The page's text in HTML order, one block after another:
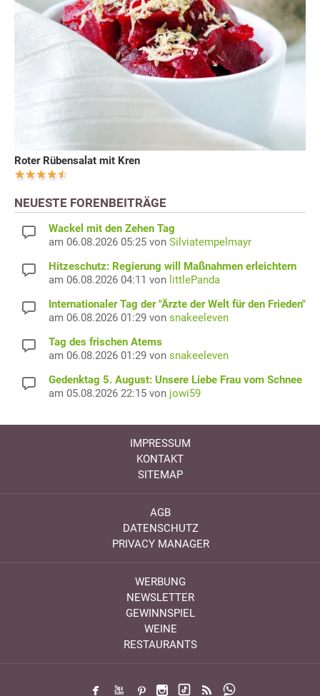
Roter Rübensalat mit Kren
NEUESTE FORENBEITRÄGE
Wackel mit den Zehen Tag
am 06.08.2026 05:25 von Silviatempelmayr
Hitzeschutz: Regierung will Maßnahmen erleichtern
am 06.08.2026 04:11 von littlePanda
Internationaler Tag der "Ärzte der Welt für den Frieden"
am 06.08.2026 01:29 von snakeeleven
Tag des frischen Atems
am 06.08.2026 01:29 von snakeeleven
Gedenktag 5. August: Unsere Liebe Frau vom Schnee
am 05.08.2026 22:15 von jowi59
IMPRESSUM
KONTAKT
SITEMAP
AGB
DATENSCHUTZ
PRIVACY MANAGER
WERBUNG
NEWSLETTER
GEWINNSPIEL
WEINE
RESTAURANTS